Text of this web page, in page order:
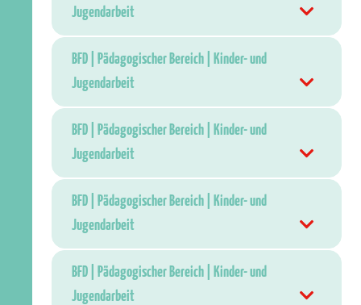
Jugendarbeit
BFD | Pädagogischer Bereich | Kinder- und
Jugendarbeit
BFD | Pädagogischer Bereich | Kinder- und
Jugendarbeit
BFD | Pädagogischer Bereich | Kinder- und
Jugendarbeit
BFD | Pädagogischer Bereich | Kinder- und
Jugendarbeit